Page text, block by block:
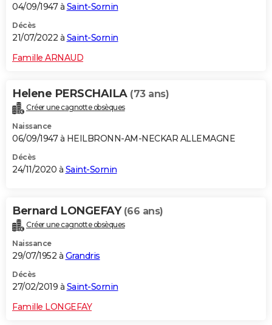
GUIDES D'ACHAT
BONS PLANS
CARTE DE VOEUX
Dictionnaire
Biographies
Citations
Expressions
Proverbes
PROGRAMME TV
COPAINS D'AVANT
S'inscrire
Se connecter
Lycées
Collèges
Primaires
Universités
Entreprises
Service militaire
Avis de recherche
AVIS DE DÉCÈS
04/09/1947 à Saint-Sornin
Décès
21/07/2022 à Saint-Sornin
Famille ARNAUD
Helene PERSCHAILA (73 ans)
Créer une cagnotte obsèques
Naissance
06/09/1947 à HEILBRONN-AM-NECKAR ALLEMAGNE
Décès
24/11/2020 à Saint-Sornin
Bernard LONGEFAY (66 ans)
Créer une cagnotte obsèques
Naissance
29/07/1952 à Grandris
Décès
27/02/2019 à Saint-Sornin
Famille LONGEFAY